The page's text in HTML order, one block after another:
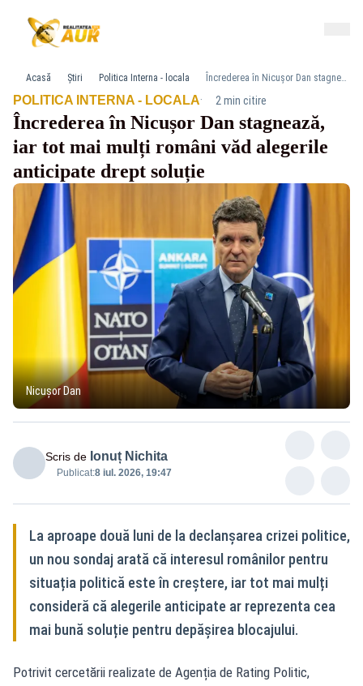
Acasă Știri Politica Interna - locala Încrederea în Nicușor Dan stagnează, iar tot mai mulți români văd alegerile anticipate drept soluție
POLITICA INTERNA - LOCALA· 2 min citire
Încrederea în Nicușor Dan stagnează,
iar tot mai mulți români văd alegerile
anticipate drept soluție
Nicușor Dan
Scris de Ionuț Nichita
Publicat:8 iul. 2026, 19:47
La aproape două luni de la declanșarea crizei politice,
un nou sondaj arată că interesul românilor pentru
situația politică este în creștere, iar tot mai mulți
consideră că alegerile anticipate ar reprezenta cea
mai bună soluție pentru depășirea blocajului.
Potrivit cercetării realizate de Agenția de Rating Politic,